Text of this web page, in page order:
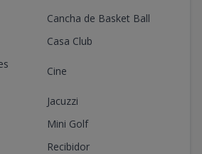
Cancha de Basket Ball
Casa Club
Cine
Jacuzzi
Mini Golf
Recibidor